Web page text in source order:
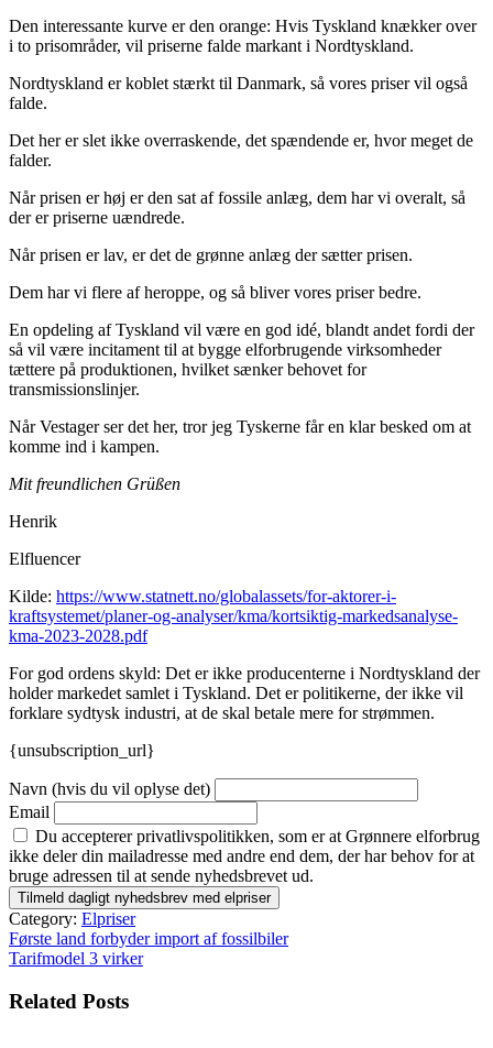
Den interessante kurve er den orange: Hvis Tyskland knækker over
i to prisområder, vil priserne falde markant i Nordtyskland.
Nordtyskland er koblet stærkt til Danmark, så vores priser vil også
falde.
Det her er slet ikke overraskende, det spændende er, hvor meget de
falder.
Når prisen er høj er den sat af fossile anlæg, dem har vi overalt, så
der er priserne uændrede.
Når prisen er lav, er det de grønne anlæg der sætter prisen.
Dem har vi flere af heroppe, og så bliver vores priser bedre.
En opdeling af Tyskland vil være en god idé, blandt andet fordi der
så vil være incitament til at bygge elforbrugende virksomheder
tættere på produktionen, hvilket sænker behovet for
transmissionslinjer.
Når Vestager ser det her, tror jeg Tyskerne får en klar besked om at
komme ind i kampen.
Mit freundlichen Grüßen
Henrik
Elfluencer
Kilde: https://www.statnett.no/globalassets/for-aktorer-i-
kraftsystemet/planer-og-analyser/kma/kortsiktig-markedsanalyse-
kma-2023-2028.pdf
For god ordens skyld: Det er ikke producenterne i Nordtyskland der
holder markedet samlet i Tyskland. Det er politikerne, der ikke vil
forklare sydtysk industri, at de skal betale mere for strømmen.
{unsubscription_url}
Navn (hvis du vil oplyse det)
Email
Du accepterer privatlivspolitikken, som er at Grønnere elforbrug
ikke deler din mailadresse med andre end dem, der har behov for at
bruge adressen til at sende nyhedsbrevet ud.
Category: Elpriser
Indlægsnavigation
Første land forbyder import af fossilbiler
Tarifmodel 3 virker
Related Posts